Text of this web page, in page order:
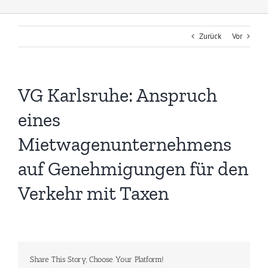
Zurück Vor
VG Karlsruhe: Anspruch
eines
Mietwagenunternehmens
auf Genehmigungen für den
Verkehr mit Taxen
Share This Story, Choose Your Platform!